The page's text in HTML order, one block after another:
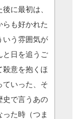
に最初は、
も好かれた
いう雰囲気が
と日を追うご
殺意を抱くほ
ていった、そ
史で言うあの
た時（つま